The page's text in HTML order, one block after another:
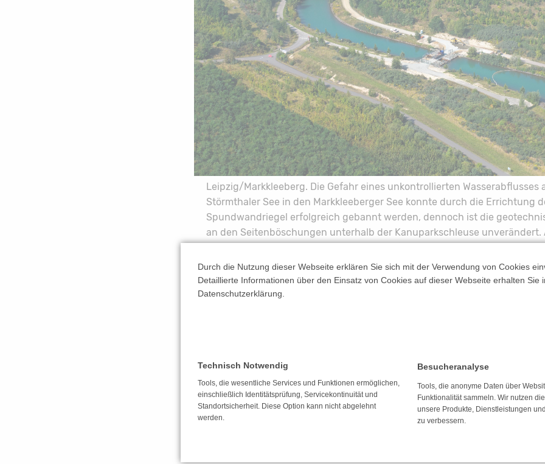
Leipzig/Markkleeberg. Die Gefahr eines unkontrollierten Wasserabflusses
Störmthaler See in den Markkleeberger See konnte durch die Errichtung
Spundwandriegel erfolgreich gebannt werden, dennoch ist die
an den Seitenböschungen unterhalb der Kanuparkschleuse unverändert.
konzentrieren:
Die Vorbereitungen für die Erkundung des Untergrundes per
umfassende geotechnische Monitoring durchgehend weiter. Sowohl
als auch die Monitoring-Ergebnisse werden in die Untersuchung zur
Ursachenermittlung einfließen. Das entsprechende Gutachten soll bis
vorliegen. Erst danach können Zeit- und Kostenrahmen für die
Durch die Nutzung dieser Webseite erklären Sie sich mit der Verwendung von Cookies
Detaillierte Informationen über den Einsatz von Cookies auf dieser Webseite erhalten Sie
Datenschutzerklärung.
Technisch Notwendig
Tools, die wesentliche Services und Funktionen ermöglichen,
einschließlich Identitätsprüfung, Servicekontinuität und
Standortsicherheit. Diese Option kann nicht abgelehnt
werden.
Besucheranalyse
Tools, die anonyme Daten über
Funktionalität sammeln. Wir nutzen
unsere Produkte, Dienstleistungen
zu verbessern.